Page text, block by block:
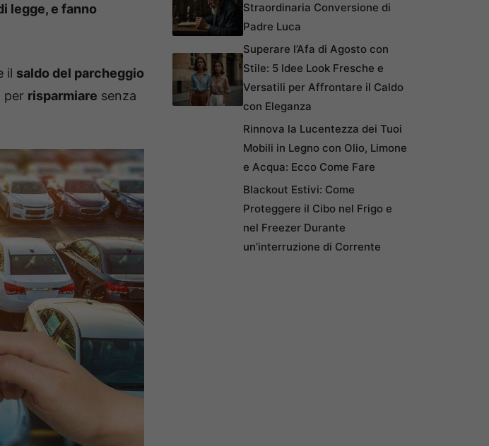
legge, e fanno
il saldo del parcheggio
per risparmiare senza
Straordinaria Conversione di
Padre Luca
Superare l’Afa di Agosto con
Stile: 5 Idee Look Fresche e
Versatili per Affrontare il Caldo
con Eleganza
Rinnova la Lucentezza dei Tuoi
Mobili in Legno con Olio, Limone
e Acqua: Ecco Come Fare
Blackout Estivi: Come
Proteggere il Cibo nel Frigo e
nel Freezer Durante
un’interruzione di Corrente